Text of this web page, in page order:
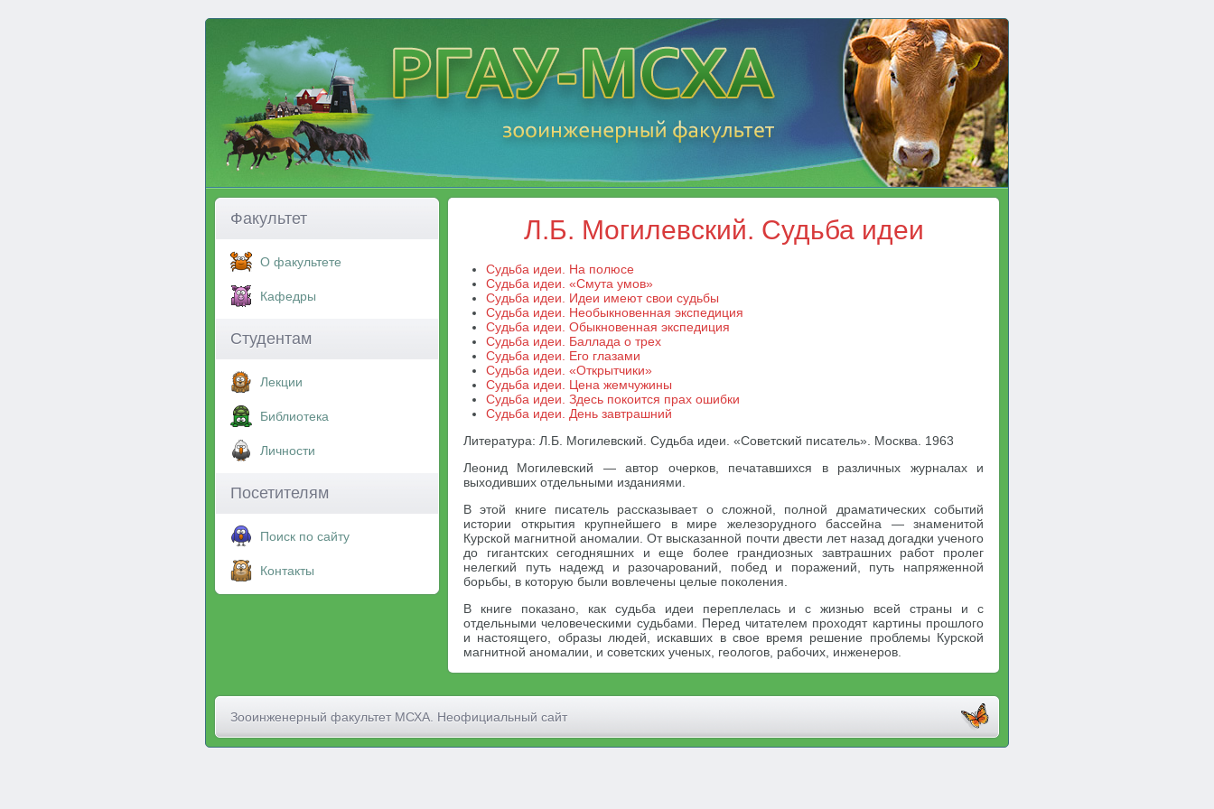
Факультет
О факультете
Кафедры
Студентам
Лекции
Библиотека
Личности
Посетителям
Поиск по сайту
Контакты
Л.Б. Могилевский. Судьба идеи
Судьба идеи. На полюсе
Судьба идеи. «Смута умов»
Судьба идеи. Идеи имеют свои судьбы
Судьба идеи. Необыкновенная экспедиция
Судьба идеи. Обыкновенная экспедиция
Судьба идеи. Баллада о трех
Судьба идеи. Его глазами
Судьба идеи. «Открытчики»
Судьба идеи. Цена жемчужины
Судьба идеи. Здесь покоится прах ошибки
Судьба идеи. День завтрашний
Литература: Л.Б. Могилевский. Судьба идеи. «Советский писатель». Москва. 1963
Леонид Могилевский — автор очерков, печатавшихся в различных журналах и
выходивших отдельными изданиями.
В этой книге писатель рассказывает о сложной, полной драматических событий
истории открытия крупнейшего в мире железорудного бассейна — знаменитой
Курской магнитной аномалии. От высказанной почти двести лет назад догадки ученого
до гигантских сегодняшних и еще более грандиозных завтрашних работ пролег
нелегкий путь надежд и разочарований, побед и поражений, путь напряженной
борьбы, в которую были вовлечены целые поколения.
В книге показано, как судьба идеи переплелась и с жизнью всей страны и с
отдельными человеческими судьбами. Перед читателем проходят картины прошлого
и настоящего, образы людей, искавших в свое время решение проблемы Курской
магнитной аномалии, и советских ученых, геологов, рабочих, инженеров.
Зооинженерный факультет МСХА. Неофициальный сайт